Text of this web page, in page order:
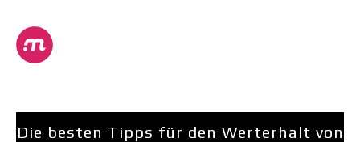
Die besten Tipps für den Werterhalt von